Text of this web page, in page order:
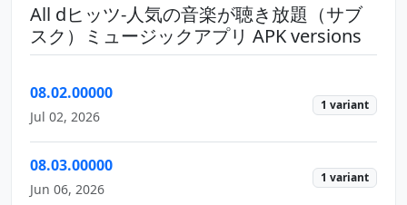
All dヒッツ-人気の音楽が聴き放題（サブ
スク）ミュージックアプリ APK versions
08.02.00000
Jul 02, 2026
1 variant
08.03.00000
Jun 06, 2026
1 variant